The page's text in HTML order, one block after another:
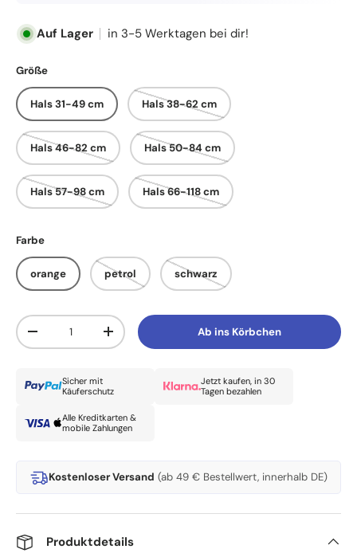
Auf Lager in 3-5 Werktagen bei dir!
Größe
Hals 31-49 cm Hals 38-62 cm
Hals 46-82 cm Hals 50-84 cm
Hals 57-98 cm Hals 66-118 cm
Farbe
orange petrol schwarz
Anzahl
Menge verringernMenge erhöhen Ab ins Körbchen
Sicher mit
Käuferschutz
Jetzt kaufen, in 30
Tagen bezahlen
Alle Kreditkarten &
mobile Zahlungen
Kostenloser Versand (ab 49 € Bestellwert, innerhalb DE)
Produktdetails